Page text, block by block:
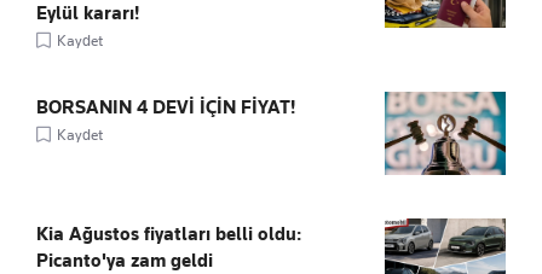
Eylül kararı!
Kaydet
BORSANIN 4 DEVİ İÇİN FİYAT!
Kaydet
Kia Ağustos fiyatları belli oldu:
Picanto'ya zam geldi